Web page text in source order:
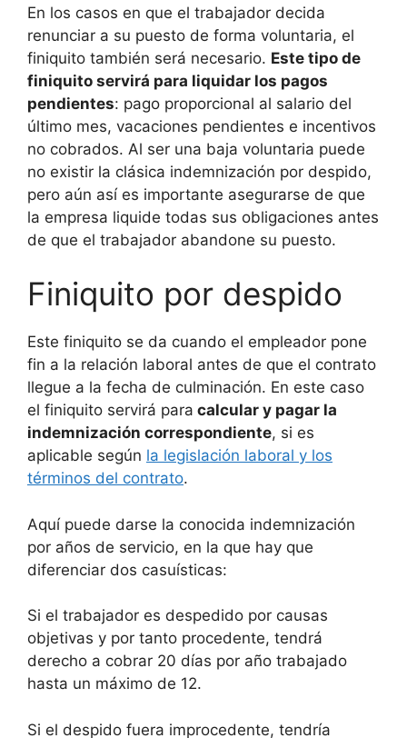
En los casos en que el trabajador decida
renunciar a su puesto de forma voluntaria, el
finiquito también será necesario. Este tipo de
finiquito servirá para liquidar los pagos
pendientes: pago proporcional al salario del
último mes, vacaciones pendientes e incentivos
no cobrados. Al ser una baja voluntaria puede
no existir la clásica indemnización por despido,
pero aún así es importante asegurarse de que
la empresa liquide todas sus obligaciones antes
de que el trabajador abandone su puesto.
Finiquito por despido
Este finiquito se da cuando el empleador pone
fin a la relación laboral antes de que el contrato
llegue a la fecha de culminación. En este caso
el finiquito servirá para calcular y pagar la
indemnización correspondiente, si es
aplicable según la legislación laboral y los
términos del contrato.
Aquí puede darse la conocida indemnización
por años de servicio, en la que hay que
diferenciar dos casuísticas:
Si el trabajador es despedido por causas
objetivas y por tanto procedente, tendrá
derecho a cobrar 20 días por año trabajado
hasta un máximo de 12.
Si el despido fuera improcedente, tendría